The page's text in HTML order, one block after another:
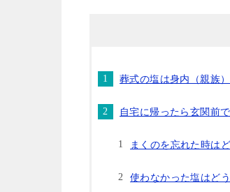
葬式の塩は身内（親族
自宅に帰ったら玄関前
まくのを忘れた時は
使わなかった塩はど